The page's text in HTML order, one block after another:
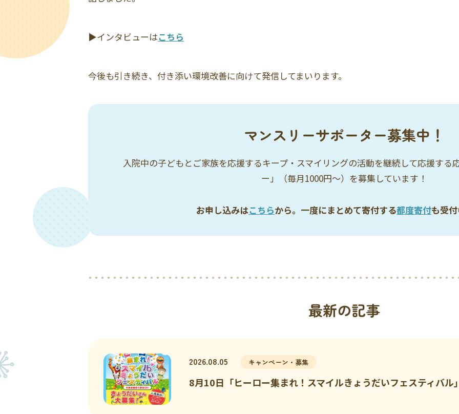
▶インタビューはこちら
今後も引き続き、付き添い環境改善に向けて発信してまいります。
マンスリーサポーター募集中！
入院中の子どもとご家族を応援するキープ・スマイリングの活動を継続して応援する
ー」（毎月1000円〜）を募集しています！
お申し込みはこちらから。一度にまとめて寄付する都度寄付も受
最新の記事
2026.08.05 キャンペーン・募集
8月10日「ヒーロー集まれ！スマイルきょうだいフェスティバル